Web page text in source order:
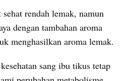
rendah lemak, namun
dengan tambahan aroma
menghasilkan aroma lemak.
sang ibu tikus tetap